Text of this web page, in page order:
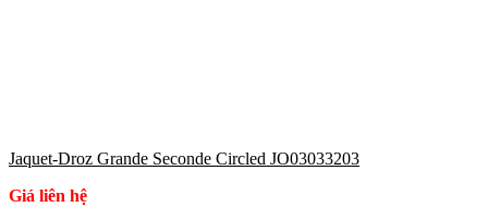
Jaquet-Droz Grande Seconde Circled JO03033203
Giá liên hệ